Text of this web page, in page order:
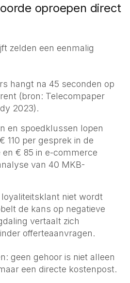
oproepen direct
zelden een eenmalig
hangt na 45 seconden op
(bron: Telecompaper
2023).
en spoedklussen lopen
110 per gesprek in de
€ 85 in e-commerce
van 40 MKB-
niet wordt
de kans op negatieve
vertaalt zich
offerteaanvragen.
geen gehoor is niet alleen
een directe kostenpost.